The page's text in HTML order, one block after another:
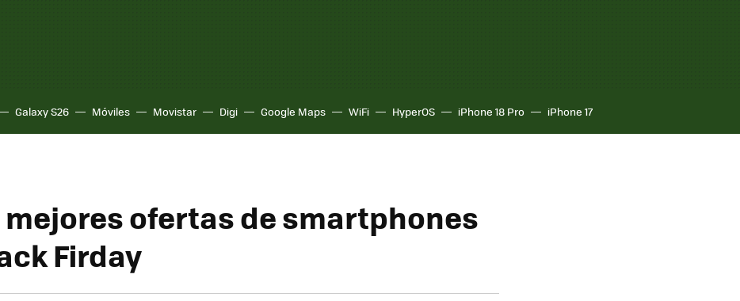
Galaxy S26 Móviles Movistar Digi Google Maps WiFi HyperOS iPhone 18 Pro iPhone 17
mejores ofertas de smartphones
Firday